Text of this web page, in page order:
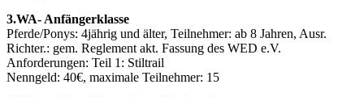
3.WA- Anfängerklasse
Pferde/Ponys: 4jährig und älter, Teilnehmer: ab 8 Jahren, Ausr.
Richter.: gem. Reglement akt. Fassung des WED e.V.
Anforderungen: Teil 1: Stiltrail
Nenngeld: 40€, maximale Teilnehmer: 15